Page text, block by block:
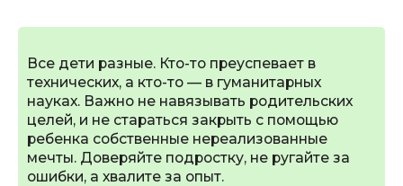
Все дети разные. Кто-то преуспевает в
технических, а кто-то — в гуманитарных
науках. Важно не навязывать родительских
целей, и не стараться закрыть с помощью
ребенка собственные нереализованные
мечты. Доверяйте подростку, не ругайте за
ошибки, а хвалите за опыт.